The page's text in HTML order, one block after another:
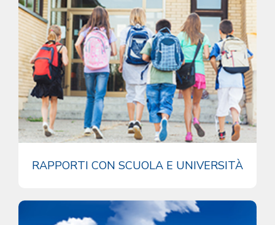
RAPPORTI CON SCUOLA E UNIVERSITÀ